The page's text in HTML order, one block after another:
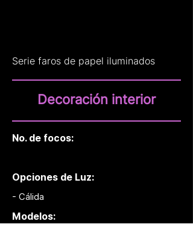
Serie faros de papel iluminados
Decoración interior
No. de focos:
Opciones de Luz:
- Cálida
Modelos: